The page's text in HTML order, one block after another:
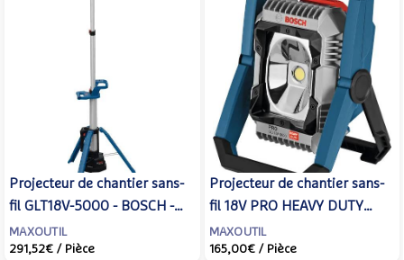
Projecteur de chantier sans-
fil GLT18V-5000 - BOSCH -
sans batterie, ni chargeur -
06019P5000
MAXOUTIL
291,52€ / Pièce
Projecteur de chantier sans-
fil 18V PRO HEAVY DUTY
GLI18V-3000 - BOSCH - sans
batterie, ni chargeur -
MAXOUTIL
165,00€ / Pièce